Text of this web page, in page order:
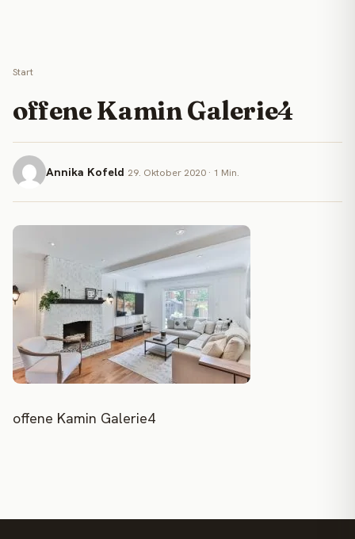
Start
offene Kamin Galerie4
Annika Kofeld 29. Oktober 2020 · 1 Min.
offene Kamin Galerie4